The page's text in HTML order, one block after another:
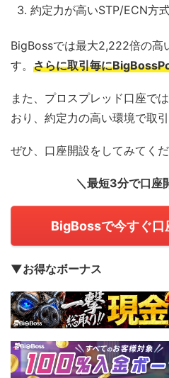
約定力が高いSTP/ECN方
BigBossでは最大2,222倍の高
す。 さらに取引毎に
また、プロスプレッド口座で
おり、約定力の高い環境で取引
ぜひ、口座開設をしてみてくだ
＼最短3分で口座
BigBossで今すぐ口
▼お得なボーナス